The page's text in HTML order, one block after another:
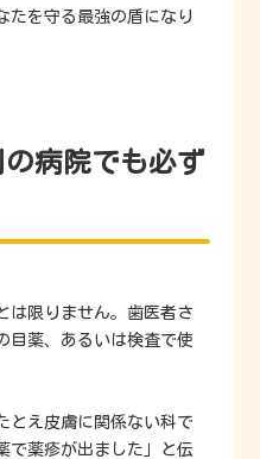
たを守る最強の盾になり
病院でも必ず
は限りません。歯医者さ
目薬、あるいは検査で使
とえ皮膚に関係ない科で
で薬疹が出ました」と伝